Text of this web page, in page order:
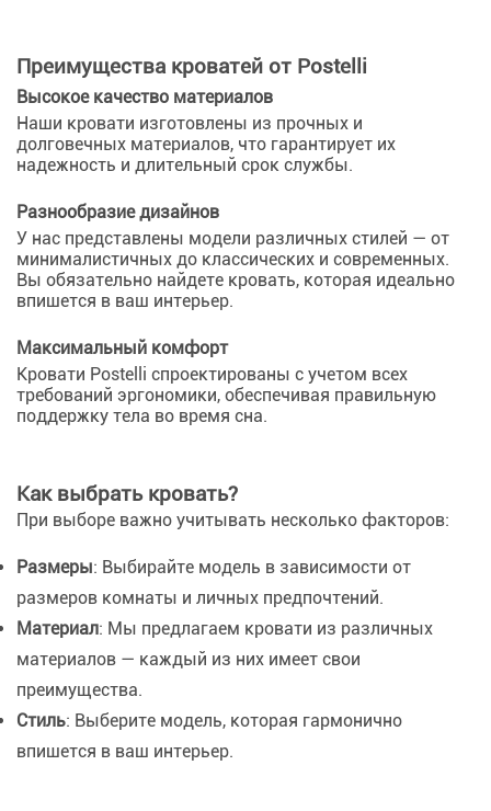
Преимущества кроватей от Postelli
Высокое качество материалов
Наши кровати изготовлены из прочных и
долговечных материалов, что гарантирует их
надежность и длительный срок службы.
Разнообразие дизайнов
У нас представлены модели различных стилей — от
минималистичных до классических и современных.
Вы обязательно найдете кровать, которая идеально
впишется в ваш интерьер.
Максимальный комфорт
Кровати Postelli спроектированы с учетом всех
требований эргономики, обеспечивая правильную
поддержку тела во время сна.
Как выбрать кровать?
При выборе важно учитывать несколько факторов:
Размеры: Выбирайте модель в зависимости от
размеров комнаты и личных предпочтений.
Материал: Мы предлагаем кровати из различных
материалов — каждый из них имеет свои
преимущества.
Стиль: Выберите модель, которая гармонично
впишется в ваш интерьер.